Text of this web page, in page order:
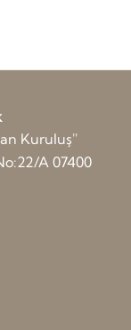
Kuruluş''
A 07400